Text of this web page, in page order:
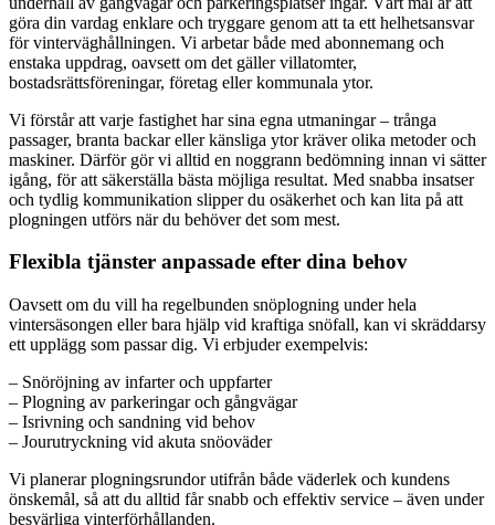
göra din vardag enklare och tryggare genom att ta ett helhetsansvar
för vinterväghållningen. Vi arbetar både med abonnemang och
enstaka uppdrag, oavsett om det gäller villatomter,
bostadsrättsföreningar, företag eller kommunala ytor.
Vi förstår att varje fastighet har sina egna utmaningar – trånga
passager, branta backar eller känsliga ytor kräver olika metoder och
maskiner. Därför gör vi alltid en noggrann bedömning innan vi sätter
igång, för att säkerställa bästa möjliga resultat. Med snabba insatser
och tydlig kommunikation slipper du osäkerhet och kan lita på att
plogningen utförs när du behöver det som mest.
Flexibla tjänster anpassade efter dina behov
Oavsett om du vill ha regelbunden snöplogning under hela
vintersäsongen eller bara hjälp vid kraftiga snöfall, kan vi skräddarsy
ett upplägg som passar dig. Vi erbjuder exempelvis:
– Snöröjning av infarter och uppfarter
– Plogning av parkeringar och gångvägar
– Isrivning och sandning vid behov
– Jourutryckning vid akuta snöoväder
Vi planerar plogningsrundor utifrån både väderlek och kundens
önskemål, så att du alltid får snabb och effektiv service – även under
besvärliga vinterförhållanden.